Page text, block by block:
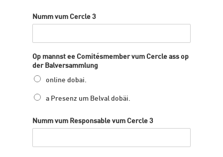
Numm vum Cercle 3
Op mannst ee Comitésmember vum Cercle ass op
der Balversammlung
online dobai.
a Presenz um Belval dobäi.
Numm vum Responsable vum Cercle 3